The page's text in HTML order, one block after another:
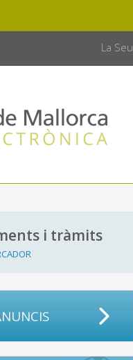
La Seu
i tràmits